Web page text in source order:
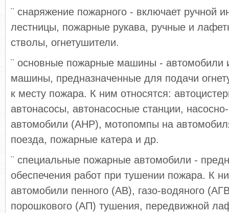
¨ снаряжение пожарного - включает ручной
лестницы, пожарные рукава, ручные и
стволы, огнетушители.
¨ основные пожарные машины - автомобили
машины, предназначенные для подачи
к месту пожара. К ним относятся:
автонасосы, автонасосные станции,
автомобили (АНР), мотопомпы на
поезда, пожарные катера и др.
¨ специальные пожарные автомобили -
обеспечения работ при тушении пожара. К
автомобили пенного (АВ), газо-водяного
порошкового (АП) тушения, передвижной